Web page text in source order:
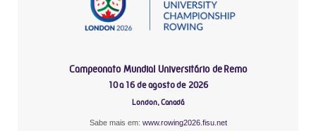
Campeonato Mundial Universitário de Remo
10 a 16 de agosto de 2026
London, Canadá
Sabe mais em: www.rowing2026.fisu.net